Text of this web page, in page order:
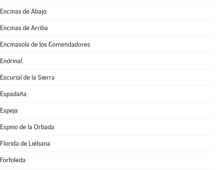
Encinas de Abajo
Encinas de Arriba
Encinasola de los Comendadores
Endrinal
Escurial de la Sierra
Espadaña
Espeja
Espino de la Orbada
Florida de Liébana
Forfoleda